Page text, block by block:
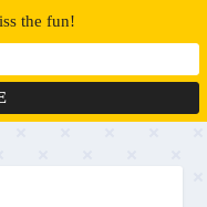
the fun!